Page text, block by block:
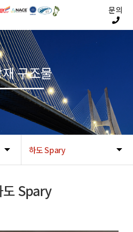
문의
하도 Spary
구조물
도 Spary